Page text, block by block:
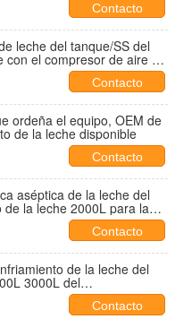
Contacto
leche del tanque/SS del
el compresor de aire de
Contacto
ordeña el equipo, OEM de
de la leche disponible
Contacto
aséptica de la leche del
la leche 2000L para la
Contacto
de la leche del
3000L del
Contacto